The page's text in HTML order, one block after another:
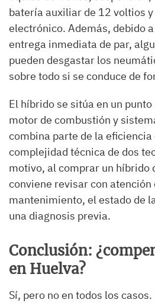
batería auxiliar de 12 voltios
electrónico. Además, debido
entrega inmediata de par,
pueden desgastar los
sobre todo si se conduce de
El híbrido se sitúa en un
motor de combustión y
combina parte de la
complejidad técnica de dos
motivo, al comprar un híbrido
conviene revisar con
mantenimiento, el estado de
una diagnosis previa.
Conclusión:
en Huelva?
Sí, pero no en todos los